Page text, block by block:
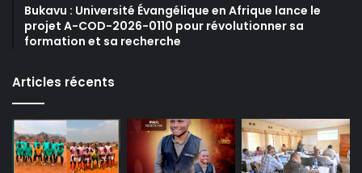
Bukavu : Université Évangélique en Afrique lance le
projet A-COD-2026-0110 pour révolutionner sa
formation et sa recherche
Articles récents